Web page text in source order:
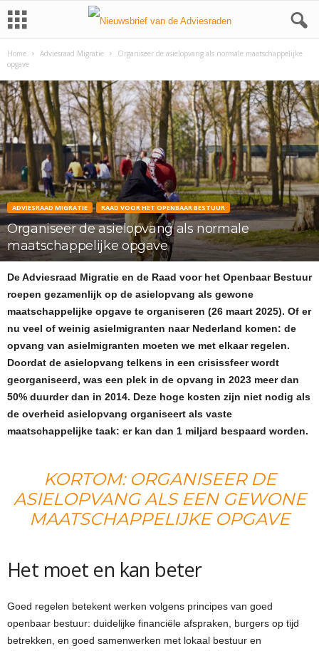
Home Adviesraad Migratie
Organiseer de asielopvang als normale maatschappelijke
opgave
ADVIESRAAD MIGRATIE RAAD VOOR HET OPENBAAR BESTUUR
Organiseer de asielopvang als normale
maatschappelijke opgave
De Adviesraad Migratie en de Raad voor het Openbaar Bestuur
roepen gezamenlijk op de asielopvang als gewone
maatschappelijke opgave te organiseren (26 maart 2025). Of er
nu veel of weinig asielmigranten naar Nederland komen: de
opvang van asielmigranten moeten we met elkaar regelen.
Doordat de asielopvang telkens in een crisissfeer wordt
georganiseerd, was een plek in de opvang in 2023 meer dan
50% duurder dan in 2014. Deze hoge kosten zijn niet nodig als
de overheid asielopvang organiseert als vaste
maatschappelijke taak: er kan dan 1 miljard bespaard worden.
KORTOM: ORGANISEER DE
ASIELOPVANG ALS EEN GEWONE
MAATSCHAPPELIJKE OPGAVE
Het moet en kan beter
Goed regelen betekent werken volgens principes van goed
openbaar bestuur: duidelijke financiële afspraken, burgers op tijd
betrekken, en goed samenwerken met lokaal bestuur en